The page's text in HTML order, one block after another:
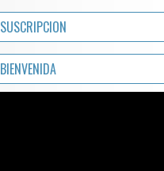
SUSCRIPCION
BIENVENIDA